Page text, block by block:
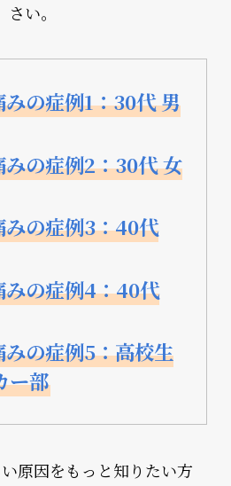
さい。
の症例1：30代 男
の症例2：30代 女
の症例3：40代
みの症例4：40代
の症例5：高校生
ー部
原因をもっと知りたい方